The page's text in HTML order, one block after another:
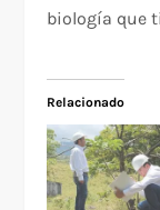
biología que
Relacionado